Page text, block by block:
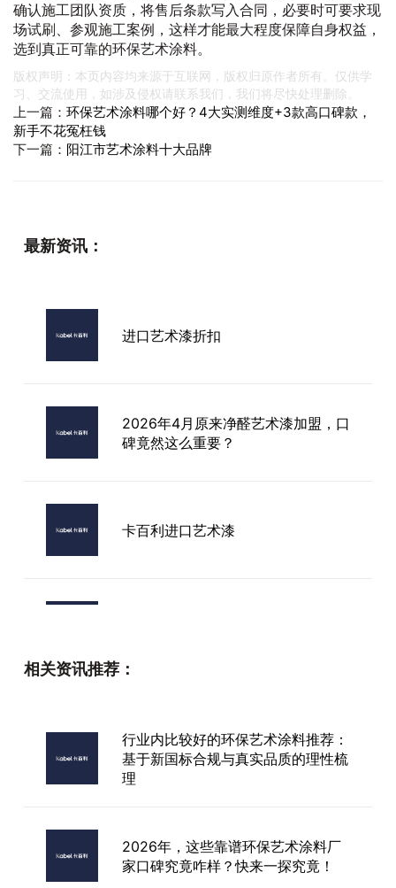
确认施工团队资质，将售后条款写入合同，必要时可要求现
场试刷、参观施工案例，这样才能最大程度保障自身权益，
选到真正可靠的环保艺术涂料。
版权声明：本页内容均来源于互联网，版权归原作者所有。仅供学
习、交流使用，如涉及侵权请联系我们，我们将尽快处理删除。
上一篇： 环保艺术涂料哪个好？4大实测维度+3款高口碑款，
新手不花冤枉钱
下一篇： 阳江市艺术涂料十大品牌
最新资讯：
进口艺术漆折扣
2026年4月原来净醛艺术漆加盟，口
碑竟然这么重要？
卡百利进口艺术漆
相关资讯推荐：
行业内比较好的环保艺术涂料推荐：
基于新国标合规与真实品质的理性梳
理
2026年，这些靠谱环保艺术涂料厂
家口碑究竟咋样？快来一探究竟！